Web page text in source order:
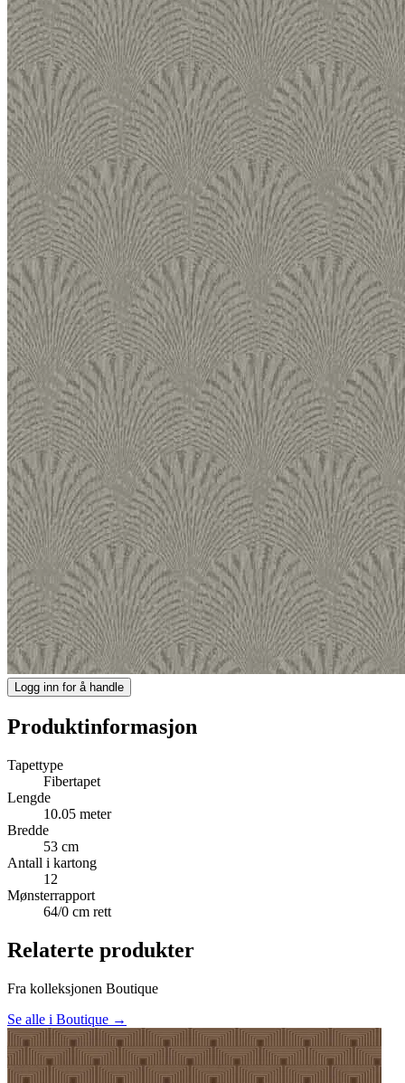
Logg inn for å handle
Produktinformasjon
Tapettype
Fibertapet
Lengde
10.05 meter
Bredde
53 cm
Antall i kartong
12
Mønsterrapport
64/0 cm rett
Relaterte produkter
Fra kolleksjonen Boutique
Se alle i Boutique →